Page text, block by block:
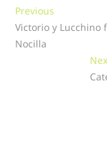
Navegación
de
Previous
post:
Victorio y Lucchino
Nocilla